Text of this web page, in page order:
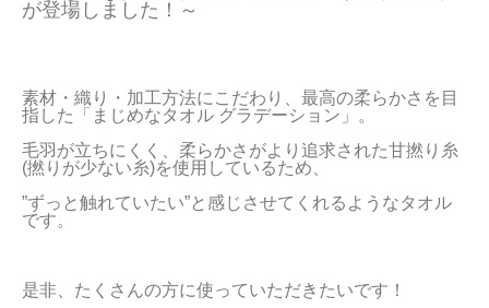
会員サービス
店舗リスト
ヘルプ
大量購入・法人向けの購入の方は
が登場しました！～
素材・織り・加工方法にこだわり、最高の柔らかさを目
指した「まじめなタオル グラデーション」。
毛羽が立ちにくく、柔らかさがより追求された甘撚り糸
(撚りが少ない糸)を使用しているため、
”ずっと触れていたい”と感じさせてくれるようなタオル
です。